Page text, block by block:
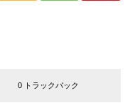
0 トラックバック